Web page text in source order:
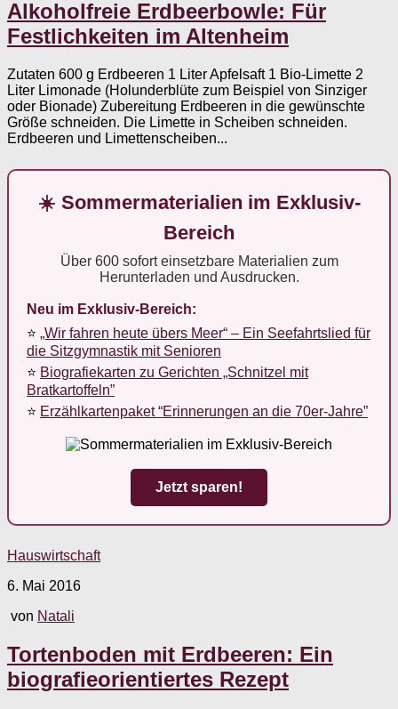
Alkoholfreie Erdbeerbowle: Für
Festlichkeiten im Altenheim
Zutaten 600 g Erdbeeren 1 Liter Apfelsaft 1 Bio-Limette 2
Liter Limonade (Holunderblüte zum Beispiel von Sinziger
oder Bionade) Zubereitung Erdbeeren in die gewünschte
Größe schneiden. Die Limette in Scheiben schneiden.
Erdbeeren und Limettenscheiben...
☀️ Sommermaterialien im Exklusiv-
Bereich
Über 600 sofort einsetzbare Materialien zum
Herunterladen und Ausdrucken.
Neu im Exklusiv-Bereich:
⭐ „Wir fahren heute übers Meer“ – Ein Seefahrtslied für
die Sitzgymnastik mit Senioren
⭐ Biografiekarten zu Gerichten „Schnitzel mit
Bratkartoffeln”
⭐ Erzählkartenpaket “Erinnerungen an die 70er-Jahre”
Jetzt sparen!
Hauswirtschaft
6. Mai 2016
von Natali
Tortenboden mit Erdbeeren: Ein
biografieorientiertes Rezept